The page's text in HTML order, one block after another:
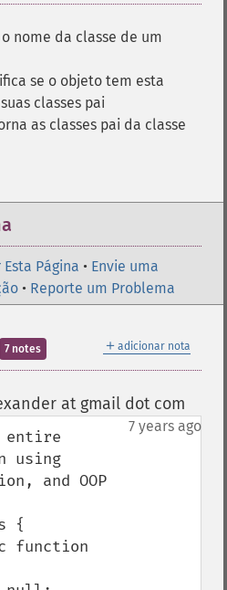
nome da classe de um
se o objeto tem esta
classes pai
as classes pai da classe
Página • Envie uma
• Reporte um Problema
＋ adicionar nota
7 notes
at gmail dot com
7 years ago
entire
using
and OOP
{